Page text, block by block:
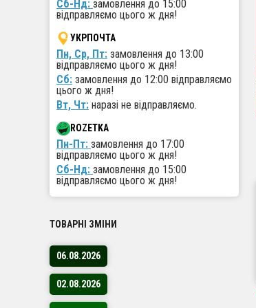
Сб-Нд: замовлення до 15:00
відправляємо цього ж дня!
УКРПОЧТА
Пн, Ср, Пт: замовлення до 13:00
відправляємо цього ж дня!
Сб: замовлення до 12:00 відправляємо
цього ж дня!
Вт, Чт: наразі не відправляємо.
ROZETKA
Пн-Пт: замовлення до 17:00
відправляємо цього ж дня!
Сб-Нд: замовлення до 15:00
відправляємо цього ж дня!
ТОВАРНІ ЗМІНИ
06.08.2026
02.08.2026